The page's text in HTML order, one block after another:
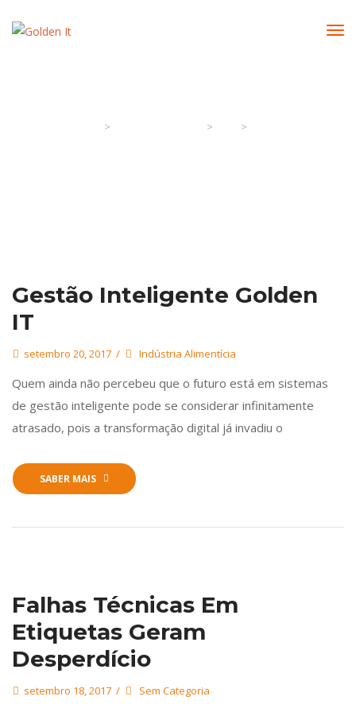
> > >
Gestão Inteligente Golden
IT
setembro 20, 2017 Indústria Alimentícia
Quem ainda não percebeu que o futuro está em sistemas
de gestão inteligente pode se considerar infinitamente
atrasado, pois a transformação digital já invadiu o
SABER MAIS
Falhas Técnicas Em
Etiquetas Geram
Desperdício
setembro 18, 2017 Sem Categoria